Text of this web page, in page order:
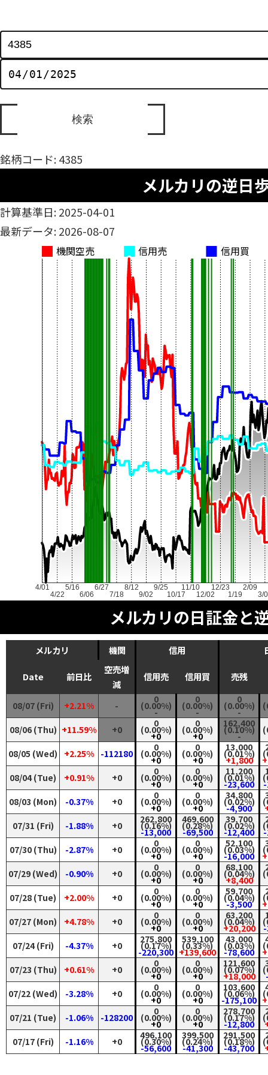
銘柄コード: 4385
メルカリの逆日
計算基準日: 2025-04-01
最新データ: 2026-08-07
機関空売 信用売 信用買
4/01
4/22
5/16
6/06
6/27
7/18
8/12
9/02
9/25
10/17
11/10
12/02
12/23
1/19
2/09
3/
メルカリの日証金と
メルカリ 機関 信用
Date 前日比
空売増
減
信用売 信用買 売残
08/07 (Fri) +2.21% -
0
(0.00%)
-
0
(0.00%)
-
0
(0.00%)
-
08/06 (Thu) +11.59% +0
0
(0.00%)
+0
0
(0.00%)
+0
162,400
(0.10%)
-
08/05 (Wed)
+2.25% -112180
0
(0.00%)
+0
0
(0.00%)
+0
13,000
(0.01%)
+1,800
08/04 (Tue)
+0.91% +0
0
(0.00%)
+0
0
(0.00%)
+0
11,200
(0.01%)
-23,600
08/03 (Mon)
-0.37% +0
0
(0.00%)
+0
0
(0.00%)
+0
34,800
(0.02%)
-4,900
07/31 (Fri)
-1.88% +0
262,800
(0.16%)
-13,000
469,600
(0.28%)
-69,500
39,700
(0.02%)
-12,400
07/30 (Thu)
-2.87% +0
0
(0.00%)
+0
0
(0.00%)
+0
52,100
(0.03%)
-16,000
07/29 (Wed)
-0.90% +0
0
(0.00%)
+0
0
(0.00%)
+0
68,100
(0.04%)
+8,400
07/28 (Tue)
+2.00% +0
0
(0.00%)
+0
0
(0.00%)
+0
59,700
(0.04%)
-3,500
07/27 (Mon)
+4.78% +0
0
(0.00%)
+0
0
(0.00%)
+0
63,200
(0.04%)
+20,200
07/24 (Fri)
-4.37% +0
275,800
(0.17%)
-220,300
539,100
(0.33%)
+139,600
43,000
(0.03%)
-78,600
07/23 (Thu)
+0.61% +0
0
(0.00%)
+0
0
(0.00%)
+0
121,600
(0.07%)
+18,000
07/22 (Wed)
-3.28% +0
0
(0.00%)
+0
0
(0.00%)
+0
103,600
(0.06%)
-175,100
07/21 (Tue)
-1.06% -128200
0
(0.00%)
+0
0
(0.00%)
+0
278,700
(0.17%)
-12,800
07/17 (Fri)
-1.16% +0
496,100
(0.30%)
-56,600
399,500
(0.24%)
-41,300
291,500
(0.18%)
-43,700